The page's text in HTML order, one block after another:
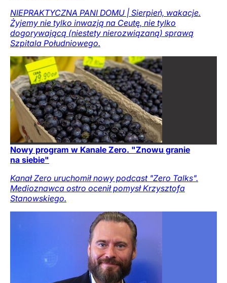
NIEPRAKTYCZNA PANI DOMU | Sierpień, wakacje.
Żyjemy nie tylko inwazją na Ceutę, nie tylko
dogorywającą (niestety nierozwiązaną) sprawą
Szpitala Południowego.
Nowy program w Kanale Zero. "Znowu granie
na siebie"
Kanał Zero uruchomił nowy podcast "Zero Talks".
Medioznawca ostro ocenił pomysł Krzysztofa
Stanowskiego.